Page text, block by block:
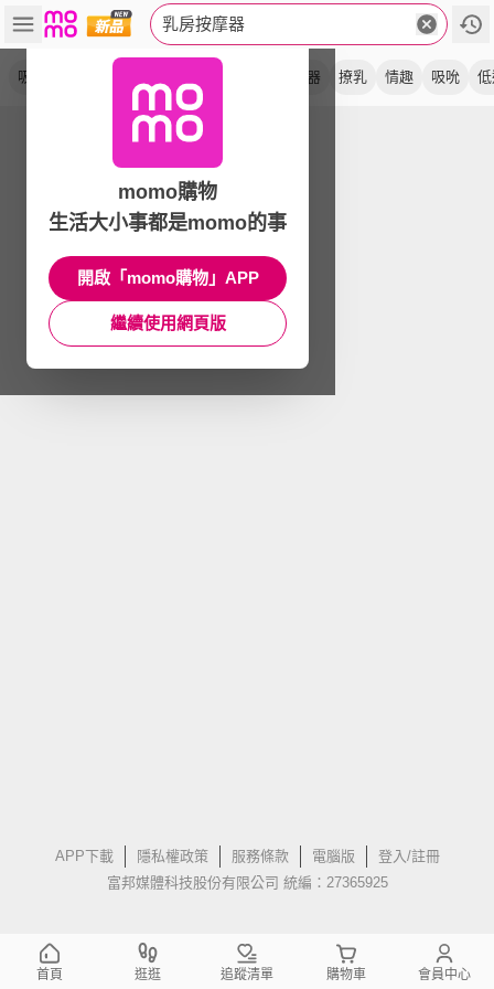
乳房按摩器
吸乳器 自慰器 撩乳 情趣 吸吮
APP下載 隱私權政策 服務條款 電腦版
登入/註冊
富邦媒體科技股份有限公司 統編：27365925
momo購物
生活大小事都是momo的事
開啟「momo購物」APP
繼續使用網頁版
首頁 逛逛 追蹤清單 購物車 會員中心